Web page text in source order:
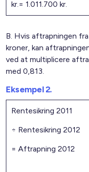
kr.= 1.011.700 kr.
B. Hvis aftrapningen
kroner, kan
ved at multiplicere
med 0,813.
Eksempel 2.
÷
=